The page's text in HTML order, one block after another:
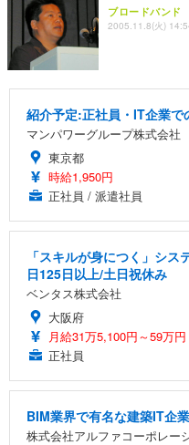
ブロードバンド
2005.11.8(火)
紹介予定:正社員・IT企業
マンパワーグループ株式会社
東京都
時給1,950円
正社員 / 派遣社員
「スキルが身につく」シ
日125日以上/土日祝休み
ベンタス株式会社
大阪府
月給31万5,100円～59万円
正社員
BIM業界で有名な建築IT企
株式会社アルファコーポレー